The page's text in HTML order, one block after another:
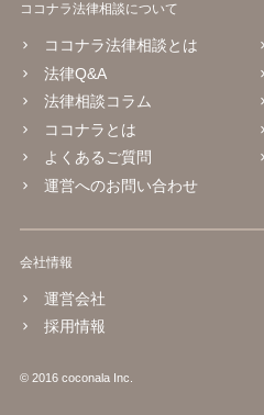
ココナラ法律相談について
ココナラ法律相談とは
法律Q&A
法律相談コラム
ココナラとは
よくあるご質問
運営へのお問い合わせ
会社情報
運営会社
採用情報
© 2016 coconala Inc.